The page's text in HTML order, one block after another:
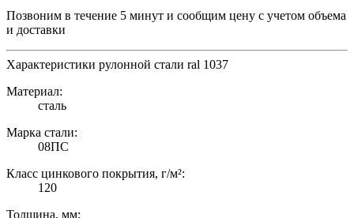
Позвоним в течение 5 минут и сообщим цену с учетом объема
и доставки
Характеристики рулонной стали ral 1037
Материал:
сталь
Марка стали:
08ПС
Класс цинкового покрытия, г/м²:
120
Толщина, мм: